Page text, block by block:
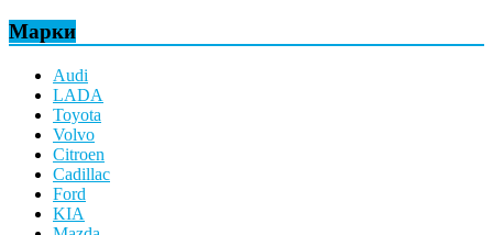
Марки
Audi
LADA
Toyota
Volvo
Citroen
Cadillac
Ford
KIA